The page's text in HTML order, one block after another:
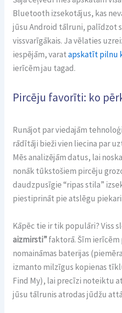
Bluetooth izsekotājus, kas
jūsu Android tālruni, palīdzot
vissvarīgākais. Ja vēlaties
iespējām, varatapskatīt pilnu
ierīcēm jau tagad.
Pircēju favorīti: ko
Runājot par viedajām
rādītāji bieži vien liecina par
Mēs analizējām datus, lai
nonāk tūkstošiem pircēju
daudzpusīgie “ripas stila”
piestiprināt pie atslēgu
Kāpēc tie ir tik populāri? Viss
aizmirsti”faktorā. Šīm
nomaināmas baterijas
izmanto milzīgus kopienas
Find My), lai precīzi noteiktu
jūsu tālrunis atrodas jūdžu